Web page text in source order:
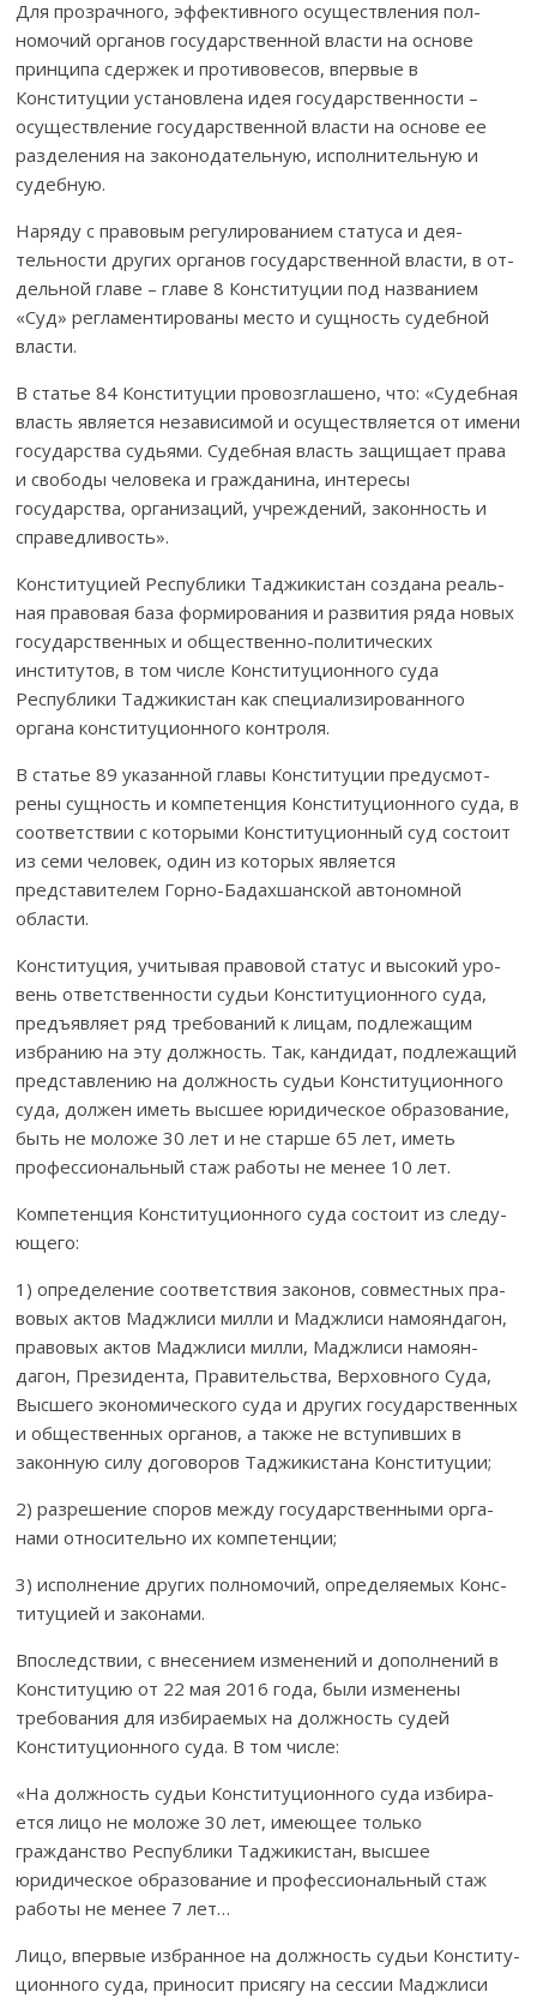
Для прозрачного, эффективного осуществления пол­
номочий орга­нов госу­дарственной власти на основе
прин­ци­па сдержек и проти­вовесов, впервые в
Конституции уста­нов­лена идея государственности –
осущест­вле­ние го­судар­ст­­венной власти на основе ее
разделения на зако­но­да­тель­ную, ис­пол­­нительную и
судебную.
Наряду с правовым регулированием статуса и дея­
тельности других ор­ганов государственной власти, в от­
дель­­ной главе – главе 8 Конституции под наз­ванием
«Суд» рег­­ламентированы место и сущность судебной
власти.
В статье 84 Конституции провозглашено, что: «Су­деб­ная
власть яв­л­я­е­­тся независимой и осуществляется от име­ни
государства судьями. Судеб­ная власть защищает пра­ва
и свободы человека и гражданина, интересы
государства, организаций, учреждений, законность и
справедливость».
Конституцией Республики Таджикистан создана ре­аль­
ная пра­вовая база формирования и развития ряда новых
государственных и общественно-политических
институтов, в том числе Конституционного суда
Республики Таджи­кистан как специализированного
органа конституционного контроля.
В статье 89 указанной главы Конституции предус­мот­
рены сущ­ность и компетенция Конституционного суда, в
со­ответствии с которыми Конс­титуционный суд состоит
из семи человек, один из которых явля­ется
представителем Гор­­но-Бадахшанской автономной
области.
Конституция, учитывая правовой статус и высокий у­ро­­­
вень ответ­ственности судьи Конституционного суда,
пред­ъявляет ряд требований к лицам, подлежащим
избранию на эту должность. Так, кандидат, подлежащий
пред­став­лению на должность судьи Конституционного
суда, должен иметь высшее юридическое образование,
быть не моложе 30 лет и не старше 65 лет, иметь
профессиональный стаж ра­боты не менее 10 лет.
Компетенция Конституционного суда состоит из сле­ду­
ющего:
1) определение соответствия законов, совместных пра­­­
во­вых актов Маджлиси милли и Маджлиси намоян­да­гон,
правовых актов Маджлиси мил­ли, Маджлиси намоян­
дагон, Президента, Правительства, Верховного Суда,
Выс­ше­го эко­но­мического суда и других госу­дарственных
и об­щест­вен­ных органов, а также не вступивших в
законную си­лу до­говоров Тад­жикистана Конституции;
2) разрешение споров между государственными орга­
нами отно­си­тельно их компетенции;
3) исполнение других полномочий, определяемых Ко­н­с­
титуцией и законами.
Впоследствии, с внесением изменений и допо­лнений в
Кон­­­с­ти­­туцию от 22 мая 2016 года, были изменены
требо­ва­ния для избира­емых на должность судей
Конституционного суда. В том числе:
«На должность судьи Конституционного суда изби­ра­
ется лицо не моложе 30 лет, имеющее только
гражданство Рес­публики Тад­жикистан, выс­шее
юридическое образо­ва­ние и профессиональный стаж
работы не менее 7 лет…
Лицо, впервые избранное на должность судьи Конс­ти­ту­­
цион­ного су­да, приносит присягу на сессии Маджлиси